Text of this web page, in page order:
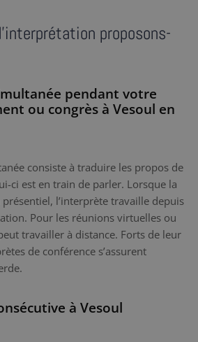
proposons-
pendant votre
ou congrès à Vesoul en
consiste à traduire les propos de
ci est en train de parler. Lorsque la
l’interprète travaille depuis
Pour les réunions virtuelles ou
travailler à distance. Forts de leur
de conférence s’assurent
à Vesoul